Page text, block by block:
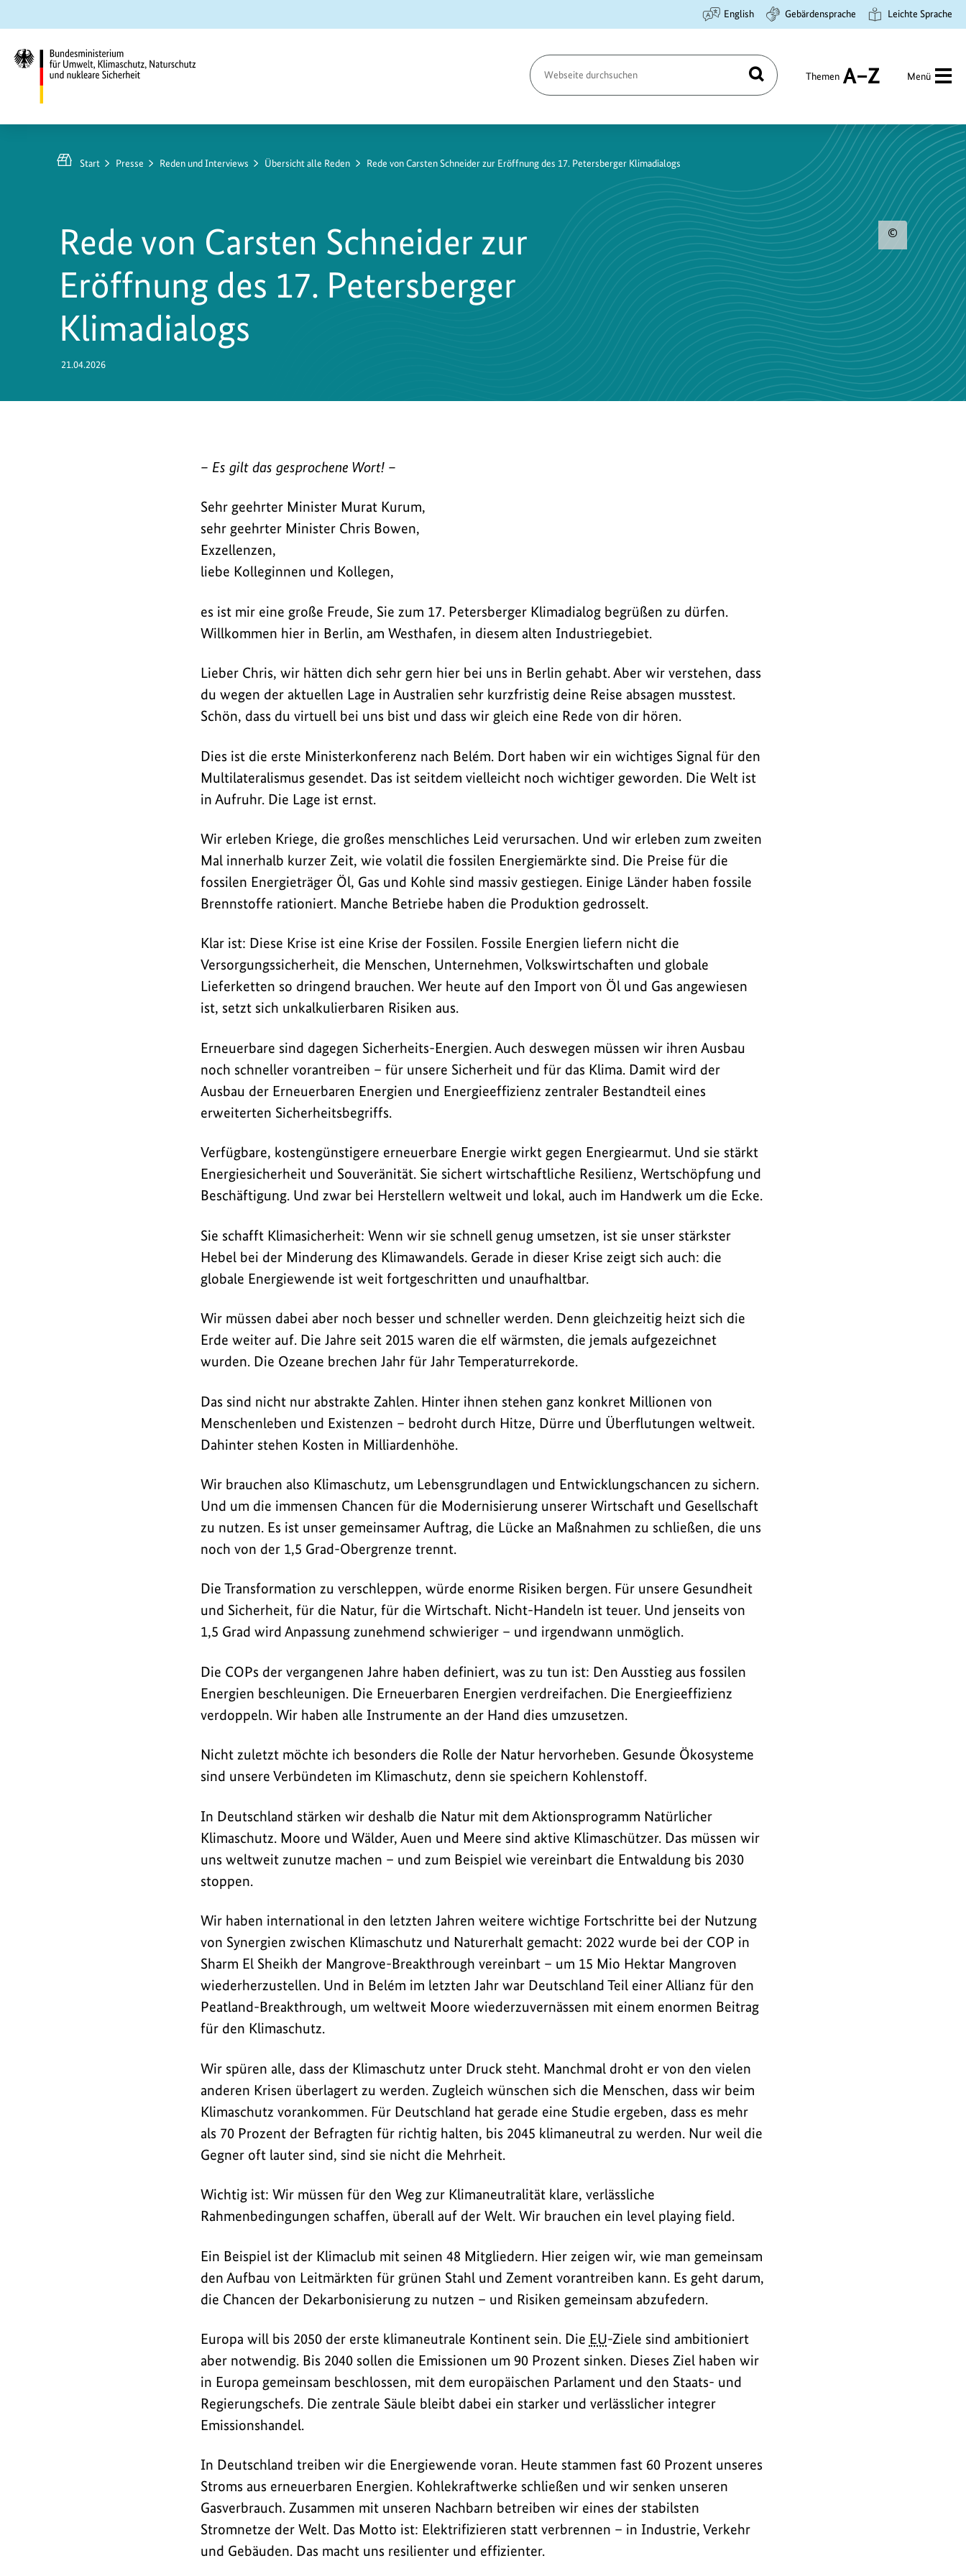
Hauptinhalt
springen
Suche
springen
Hauptnavigation
springen
English Gebärdensprache Leichte Sprache
Umwelt,
Klimaschutz,
Sicherheit
Seite
durchsuchen
Suchen Themen
A
Menü
Start Presse Reden und Interviews Übersicht alle Reden Rede von Carsten Schneider zur Eröffnung des 17. Petersberger Klimadialogs
Rede von Carsten Schneider zur
Eröffnung des 17. Petersberger
Klimadialogs
21.04.2026
zum
Bild
Beim
in
Berlin
betont
Carsten
Die
Energiekrise
die
Schwächen
fossiler
Energien
–
und
erhöht
den
für
mehr
erneuerbare
Energien.
– Es gilt das gesprochene Wort! –
Sehr geehrter Minister Murat Kurum,
sehr geehrter Minister Chris Bowen,
Exzellenzen,
liebe Kolleginnen und Kollegen,
es ist mir eine große Freude, Sie zum 17. Petersberger Klimadialog begrüßen zu dürfen.
Willkommen hier in Berlin, am Westhafen, in diesem alten Industriegebiet.
Lieber Chris, wir hätten dich sehr gern hier bei uns in Berlin gehabt. Aber wir verstehen, dass
du wegen der aktuellen Lage in Australien sehr kurzfristig deine Reise absagen musstest.
Schön, dass du virtuell bei uns bist und dass wir gleich eine Rede von dir hören.
Dies ist die erste Ministerkonferenz nach Belém. Dort haben wir ein wichtiges Signal für den
Multilateralismus gesendet. Das ist seitdem vielleicht noch wichtiger geworden. Die Welt ist
in Aufruhr. Die Lage ist ernst.
Wir erleben Kriege, die großes menschliches Leid verursachen. Und wir erleben zum zweiten
Mal innerhalb kurzer Zeit, wie volatil die fossilen Energiemärkte sind. Die Preise für die
fossilen Energieträger Öl, Gas und Kohle sind massiv gestiegen. Einige Länder haben fossile
Brennstoffe rationiert. Manche Betriebe haben die Produktion gedrosselt.
Klar ist: Diese Krise ist eine Krise der Fossilen. Fossile Energien liefern nicht die
Versorgungssicherheit, die Menschen, Unternehmen, Volkswirtschaften und globale
Lieferketten so dringend brauchen. Wer heute auf den Import von Öl und Gas angewiesen
ist, setzt sich unkalkulierbaren Risiken aus.
Erneuerbare sind dagegen Sicherheits-Energien. Auch deswegen müssen wir ihren Ausbau
noch schneller vorantreiben – für unsere Sicherheit und für das Klima. Damit wird der
Ausbau der Erneuerbaren Energien und Energieeffizienz zentraler Bestandteil eines
erweiterten Sicherheitsbegriffs.
Verfügbare, kostengünstigere erneuerbare Energie wirkt gegen Energiearmut. Und sie stärkt
Energiesicherheit und Souveränität. Sie sichert wirtschaftliche Resilienz, Wertschöpfung und
Beschäftigung. Und zwar bei Herstellern weltweit und lokal, auch im Handwerk um die Ecke.
Sie schafft Klimasicherheit: Wenn wir sie schnell genug umsetzen, ist sie unser stärkster
Hebel bei der Minderung des Klimawandels. Gerade in dieser Krise zeigt sich auch: die
globale Energiewende ist weit fortgeschritten und unaufhaltbar.
Wir müssen dabei aber noch besser und schneller werden. Denn gleichzeitig heizt sich die
Erde weiter auf. Die Jahre seit 2015 waren die elf wärmsten, die jemals aufgezeichnet
wurden. Die Ozeane brechen Jahr für Jahr Temperaturrekorde.
Das sind nicht nur abstrakte Zahlen. Hinter ihnen stehen ganz konkret Millionen von
Menschenleben und Existenzen – bedroht durch Hitze, Dürre und Überflutungen weltweit.
Dahinter stehen Kosten in Milliardenhöhe.
Wir brauchen also Klimaschutz, um Lebensgrundlagen und Entwicklungschancen zu sichern.
Und um die immensen Chancen für die Modernisierung unserer Wirtschaft und Gesellschaft
zu nutzen. Es ist unser gemeinsamer Auftrag, die Lücke an Maßnahmen zu schließen, die uns
noch von der 1,5 Grad-Obergrenze trennt.
Die Transformation zu verschleppen, würde enorme Risiken bergen. Für unsere Gesundheit
und Sicherheit, für die Natur, für die Wirtschaft. Nicht-Handeln ist teuer. Und jenseits von
1,5 Grad wird Anpassung zunehmend schwieriger – und irgendwann unmöglich.
Die COPs der vergangenen Jahre haben definiert, was zu tun ist: Den Ausstieg aus fossilen
Energien beschleunigen. Die Erneuerbaren Energien verdreifachen. Die Energieeffizienz
verdoppeln. Wir haben alle Instrumente an der Hand dies umzusetzen.
Nicht zuletzt möchte ich besonders die Rolle der Natur hervorheben. Gesunde Ökosysteme
sind unsere Verbündeten im Klimaschutz, denn sie speichern Kohlenstoff.
In Deutschland stärken wir deshalb die Natur mit dem Aktionsprogramm Natürlicher
Klimaschutz. Moore und Wälder, Auen und Meere sind aktive Klimaschützer. Das müssen wir
uns weltweit zunutze machen – und zum Beispiel wie vereinbart die Entwaldung bis 2030
stoppen.
Wir haben international in den letzten Jahren weitere wichtige Fortschritte bei der Nutzung
von Synergien zwischen Klimaschutz und Naturerhalt gemacht: 2022 wurde bei der COP in
Sharm El Sheikh der Mangrove-Breakthrough vereinbart – um 15 Mio Hektar Mangroven
wiederherzustellen. Und in Belém im letzten Jahr war Deutschland Teil einer Allianz für den
Peatland-Breakthrough, um weltweit Moore wiederzuvernässen mit einem enormen Beitrag
für den Klimaschutz.
Wir spüren alle, dass der Klimaschutz unter Druck steht. Manchmal droht er von den vielen
anderen Krisen überlagert zu werden. Zugleich wünschen sich die Menschen, dass wir beim
Klimaschutz vorankommen. Für Deutschland hat gerade eine Studie ergeben, dass es mehr
als 70 Prozent der Befragten für richtig halten, bis 2045 klimaneutral zu werden. Nur weil die
Gegner oft lauter sind, sind sie nicht die Mehrheit.
Wichtig ist: Wir müssen für den Weg zur Klimaneutralität klare, verlässliche
Rahmenbedingungen schaffen, überall auf der Welt. Wir brauchen ein level playing field.
Ein Beispiel ist der Klimaclub mit seinen 48 Mitgliedern. Hier zeigen wir, wie man gemeinsam
den Aufbau von Leitmärkten für grünen Stahl und Zement vorantreiben kann. Es geht darum,
die Chancen der Dekarbonisierung zu nutzen – und Risiken gemeinsam abzufedern.
Europa will bis 2050 der erste klimaneutrale Kontinent sein. Die EU-Ziele sind ambitioniert
aber notwendig. Bis 2040 sollen die Emissionen um 90 Prozent sinken. Dieses Ziel haben wir
in Europa gemeinsam beschlossen, mit dem europäischen Parlament und den Staats- und
Regierungschefs. Die zentrale Säule bleibt dabei ein starker und verlässlicher integrer
Emissionshandel.
In Deutschland treiben wir die Energiewende voran. Heute stammen fast 60 Prozent unseres
Stroms aus erneuerbaren Energien. Kohlekraftwerke schließen und wir senken unseren
Gasverbrauch. Zusammen mit unseren Nachbarn betreiben wir eines der stabilsten
Stromnetze der Welt. Das Motto ist: Elektrifizieren statt verbrennen – in Industrie, Verkehr
und Gebäuden. Das macht uns resilienter und effizienter.